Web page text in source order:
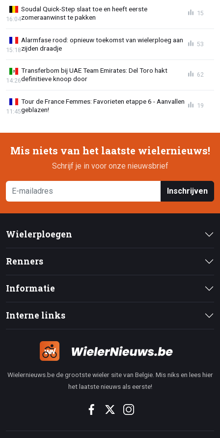
Soudal Quick-Step slaat toe en heeft eerste
zomeraanwinst te pakken
16:04
15
Alarmfase rood: opnieuw toekomst van wielerploeg aan
zijden draadje
15:18
53
Transferbom bij UAE Team Emirates: Del Toro hakt
definitieve knoop door
14:26
62
Tour de France Femmes: Favorieten etappe 6 - Aanvallen
geblazen!
11:45
19
Mis niets van het laatste wielernieuws!
Schrijf je in voor onze nieuwsbrief
Inschrijven
Wielerploegen
Renners
Informatie
Interne links
Wielernieuws.be de grootste wieler site van Belgie. Mis niks en lees hier
het laatste nieuws als eerste!